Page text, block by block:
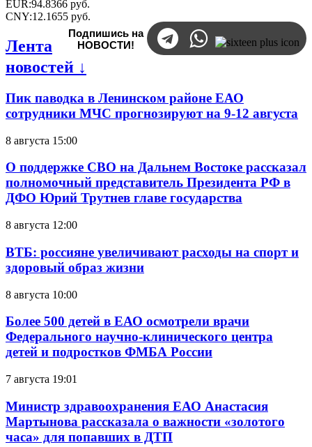
EUR:94.8366 руб.
CNY:12.1655 руб.
Подпишись на
НОВОСТИ!
Лента
новостей ↓
Пик паводка в Ленинском районе ЕАО
сотрудники МЧС прогнозируют на 9-12 августа
8 августа 15:00
О поддержке СВО на Дальнем Востоке рассказал
полномочный представитель Президента РФ в
ДФО Юрий Трутнев главе государства
8 августа 12:00
ВТБ: россияне увеличивают расходы на спорт и
здоровый образ жизни
8 августа 10:00
Более 500 детей в ЕАО осмотрели врачи
Федерального научно-клинического центра
детей и подростков ФМБА России
7 августа 19:01
Министр здравоохранения ЕАО Анастасия
Мартынова рассказала о важности «золотого
часа» для попавших в ДТП